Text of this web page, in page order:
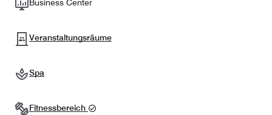
Business Center
Veranstaltungsräume
Spa
Fitnessbereich